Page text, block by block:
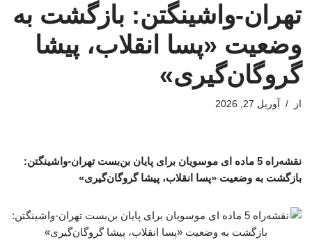
تهران-واشینگتن: بازگشت به
وضعیت «پسا انقلاب، پیشا
گروگان‌گیری»
از آوریل 27, 2026
نقشه‌راه 5 ماده ای موسویان برای پایان بن‌بست تهران-واشینگتن:
بازگشت به وضعیت «پسا انقلاب، پیشا گروگان‌گیری»